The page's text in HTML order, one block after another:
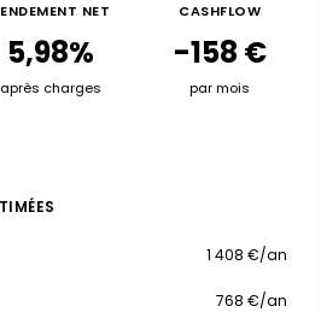
NET
5,98%
après charges
CASHFLOW
-158 €
par mois
1 408 €/an
768 €/an